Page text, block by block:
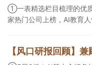
产的合规资质，这家公司
①一表精选栏目梳理的优
家热门公司上榜，AI教育人气公
角前瞻产业供需情况，提